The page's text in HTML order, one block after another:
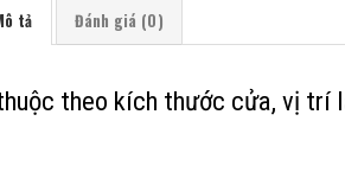
tả Đánh giá (0)
theo kích thước cửa, vị trí